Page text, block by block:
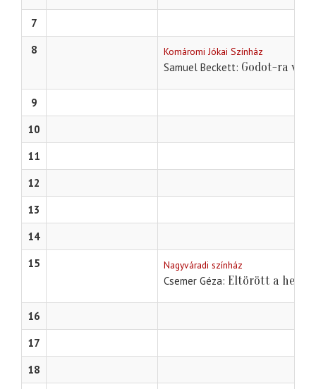
7
8
Komáromi Jókai Színház
Samuel Beckett Godot-ra
9
10
11
12
13
14
15
Nagyváradi színház
Csemer Géza Eltörött a
16
17
18